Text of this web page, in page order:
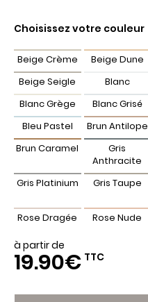
Choisissez votre couleur
Beige Crème Beige Dune
Beige Seigle
Blanc
Blanc Grège
Blanc Grisé
Bleu Pastel
Brun Antilope
Brun Caramel
Gris
Anthracite
Gris Platinium Gris Taupe
Rose Dragée
Rose Nude
Vert Opaline
à partir de
19.90€ TTC